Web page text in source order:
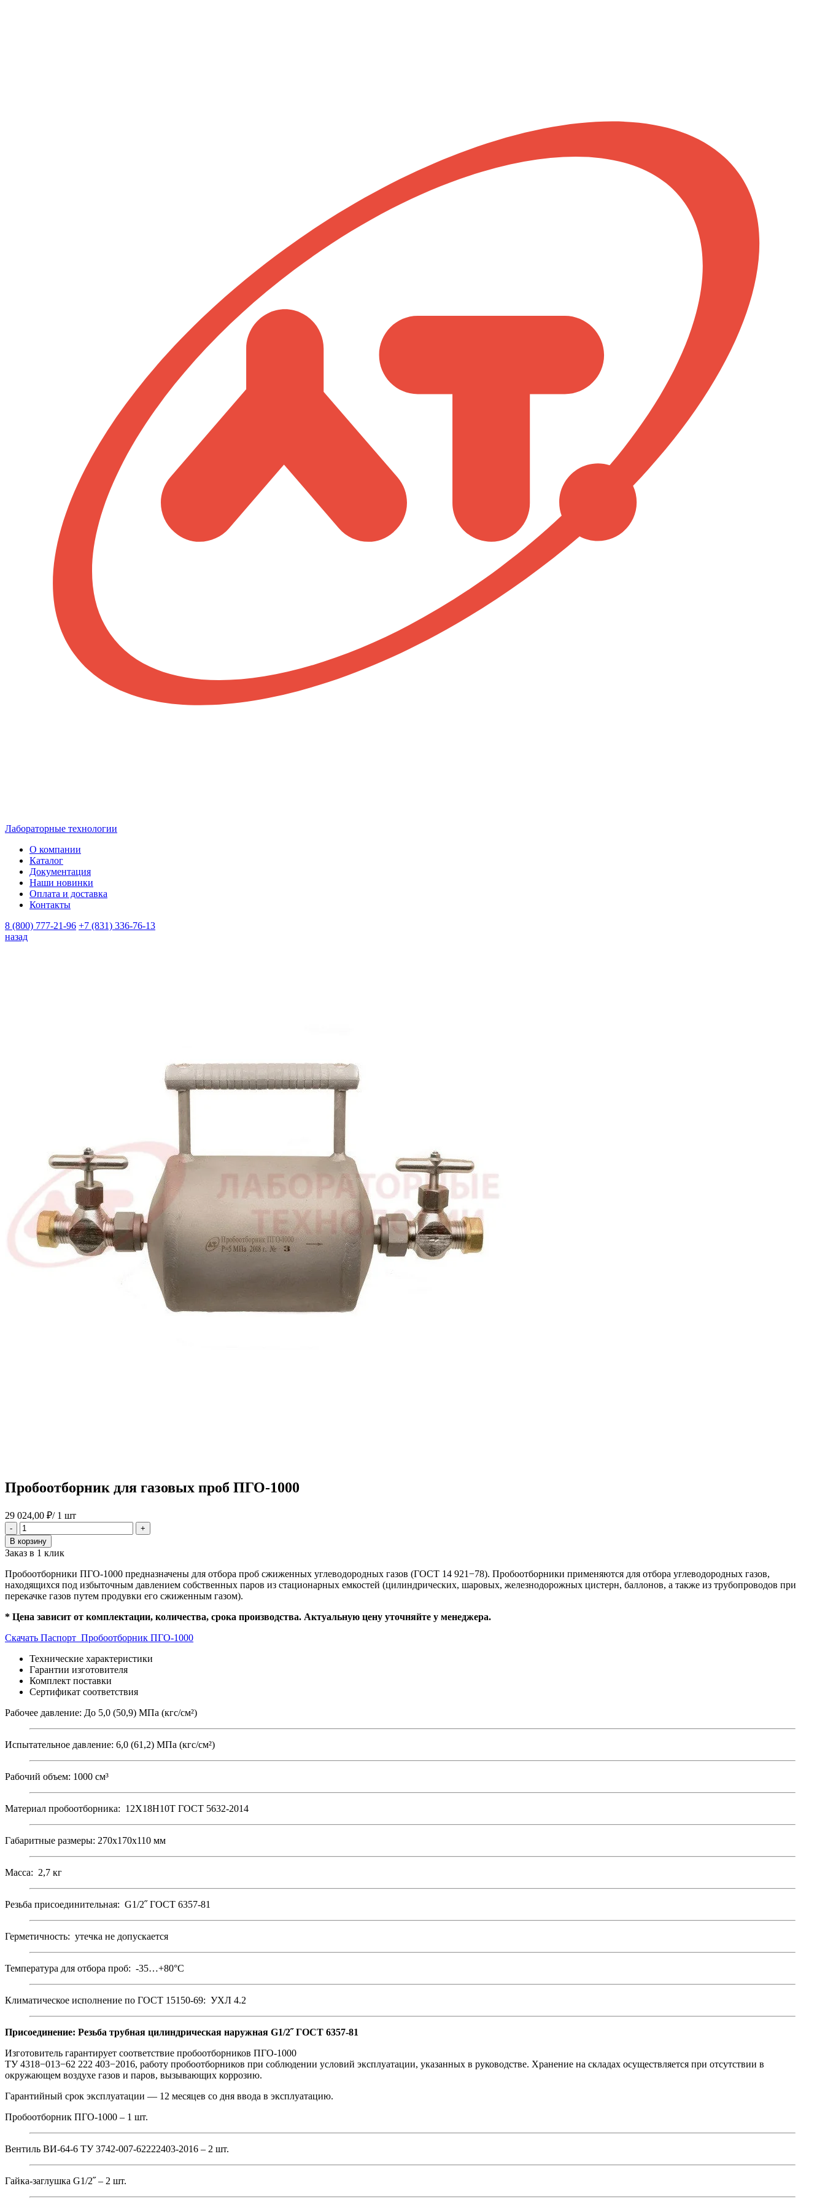
Лабораторные технологии
О компании
Каталог
Документация
Наши новинки
Оплата и доставка
Контакты
8 (800) 777-21-96 +7 (831) 336-76-13
назад
Пробоотборник для газовых проб ПГО-1000
29 024,00 ₽/ 1 шт
-
Количество
товара
Пробоотборник
для
газовых
проб
ПГО-1000
+
В корзину
Заказ в 1 клик
Пробоотборники ПГО-1000 предназначены для отбора проб сжиженных углеводородных газов (ГОСТ 14 921−78). Пробоотборники применяются для отбора углеводородных газов,
находящихся под избыточным давлением собственных паров из стационарных емкостей (цилиндрических, шаровых, железнодорожных цистерн, баллонов, а также из трубопроводов при
перекачке газов путем продувки его сжиженным газом).
* Цена зависит от комплектации, количества, срока производства. Актуальную цену уточняйте у менеджера.
Скачать Паспорт_Пробоотборник ПГО-1000
Технические характеристики
Гарантии изготовителя
Комплект поставки
Сертификат соответствия
Рабочее давление: До 5,0 (50,9) МПа (кгс/см²)
Испытательное давление: 6,0 (61,2) МПа (кгс/см²)
Рабочий объем: 1000 см³
Материал пробоотборника: 12Х18Н10Т ГОСТ 5632-2014
Габаритные размеры: 270х170х110 мм
Масса: 2,7 кг
Резьба присоединительная: G1/2˝ ГОСТ 6357-81
Герметичность: утечка не допускается
Температура для отбора проб: -35…+80°С
Климатическое исполнение по ГОСТ 15150-69: УХЛ 4.2
Присоединение: Резьба трубная цилиндрическая наружная G1/2˝ ГОСТ 6357-81
Изготовитель гарантирует соответствие пробоотборников ПГО-1000
ТУ 4318−013−62 222 403−2016, работу пробоотборников при соблюдении условий эксплуатации, указанных в руководстве. Хранение на складах осуществляется при отсутствии в
окружающем воздухе газов и паров, вызывающих коррозию.
Гарантийный срок эксплуатации — 12 месяцев со дня ввода в эксплуатацию.
Пробоотборник ПГО-1000 – 1 шт.
Вентиль ВИ-64-6 ТУ 3742-007-62222403-2016 – 2 шт.
Гайка-заглушка G1/2˝ – 2 шт.